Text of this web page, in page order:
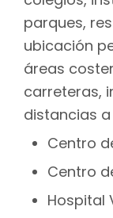
parques,
ubicación
áreas
carreteras,
distancias
Centro
Centro
Hospital